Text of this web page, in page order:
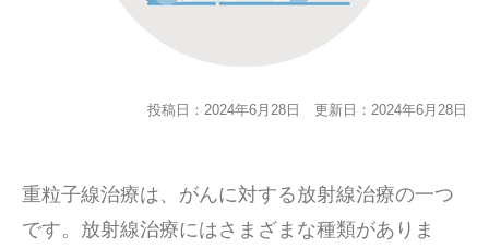
投稿日：2024年6月28日 更新日：2024年6月28日
重粒子線治療は、がんに対する放射線治療の一つ
です。放射線治療にはさまざまな種類がありま